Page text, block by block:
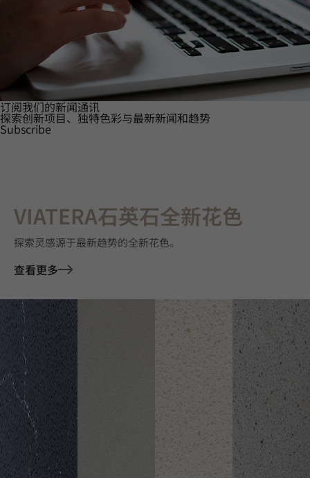
订阅我们的新闻通讯
探索创新项目、独特色彩与最新新闻和趋势
Subscribe
VIATERA石英石全新花色
探索灵感源于最新趋势的全新花色。
查看更多